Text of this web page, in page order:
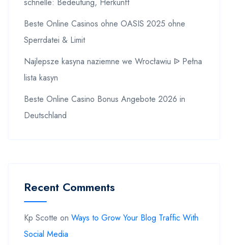
schnelle: Bedeutung, Herkunft
Beste Online Casinos ohne OASIS 2025 ohne
Sperrdatei & Limit
Najlepsze kasyna naziemne we Wrocławiu ᐉ Pełna
lista kasyn
Beste Online Casino Bonus Angebote 2026 in
Deutschland
Recent Comments
Kp Scotte on Ways to Grow Your Blog Traffic With
Social Media